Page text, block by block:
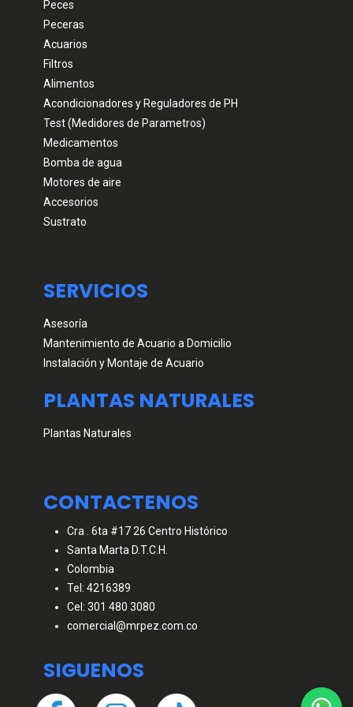
Peces
Peceras
Acuarios
Filtros
Alimentos
Acondicionadores y Reguladores de PH
Test (Medidores de Parametros)
Medicamentos
Bomba de agua
Motores de aire
Accesorios
Sustrato
SERVICIOS
Asesoría
Mantenimiento de Acuario a Domicilio
Instalación y Montaje de Acuario
PLANTAS NATURALES
Plantas Naturales
CONTACTENOS
Cra . 6ta #17 26 Centro Histórico
Santa Marta D.T.C.H.
Colombia
Tel: 4216389
Cel: 301 480 3080
comercial@mrpez.com.co
SIGUENOS